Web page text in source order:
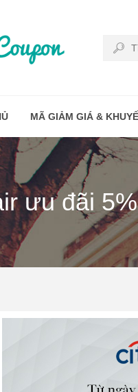
MÃ GIẢM GIÁ &
ưu đãi